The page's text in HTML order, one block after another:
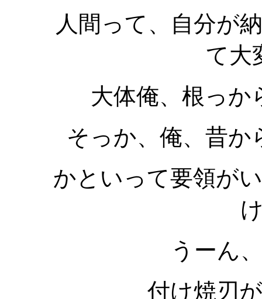
人間って、自分が
て大
大体俺、根っか
そっか、俺、昔か
かといって要領が
うーん
付け焼刃